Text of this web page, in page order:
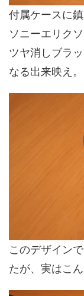
付属ケースに
ソニーエリク
ツヤ消しブラ
なる出来映え。
このデザイン
たが、実はこ